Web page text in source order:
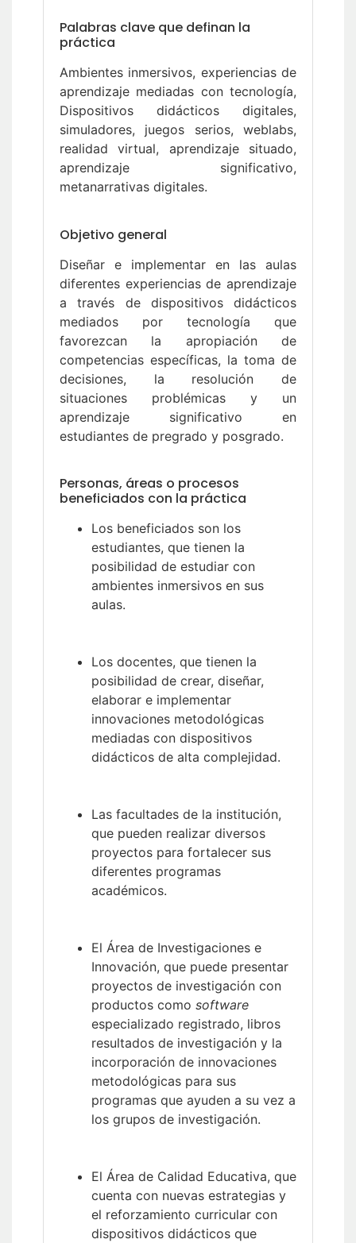
Palabras clave que definan la
práctica
Ambientes inmersivos, experiencias de
aprendizaje mediadas con tecnología,
Dispositivos didácticos digitales,
simuladores, juegos serios, weblabs,
realidad virtual, aprendizaje situado,
aprendizaje significativo,
metanarrativas digitales.
Objetivo general
Diseñar e implementar en las aulas
diferentes experiencias de aprendizaje
a través de dispositivos didácticos
mediados por tecnología que
favorezcan la apropiación de
competencias específicas, la toma de
decisiones, la resolución de
situaciones problémicas y un
aprendizaje significativo en
estudiantes de pregrado y posgrado.
Personas, áreas o procesos
beneficiados con la práctica
Los beneficiados son los
estudiantes, que tienen la
posibilidad de estudiar con
ambientes inmersivos en sus
aulas.
Los docentes, que tienen la
posibilidad de crear, diseñar,
elaborar e implementar
innovaciones metodológicas
mediadas con dispositivos
didácticos de alta complejidad.
Las facultades de la institución,
que pueden realizar diversos
proyectos para fortalecer sus
diferentes programas
académicos.
El Área de Investigaciones e
Innovación, que puede presentar
proyectos de investigación con
productos como software
especializado registrado, libros
resultados de investigación y la
incorporación de innovaciones
metodológicas para sus
programas que ayuden a su vez a
los grupos de investigación.
El Área de Calidad Educativa, que
cuenta con nuevas estrategias y
el reforzamiento curricular con
dispositivos didácticos que